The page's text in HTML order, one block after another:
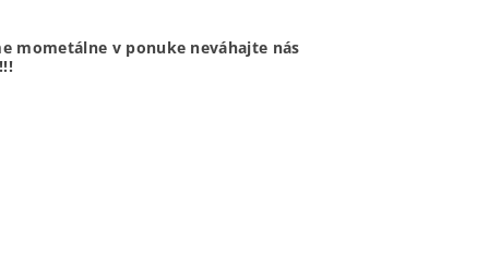
mometálne v ponuke neváhajte nás